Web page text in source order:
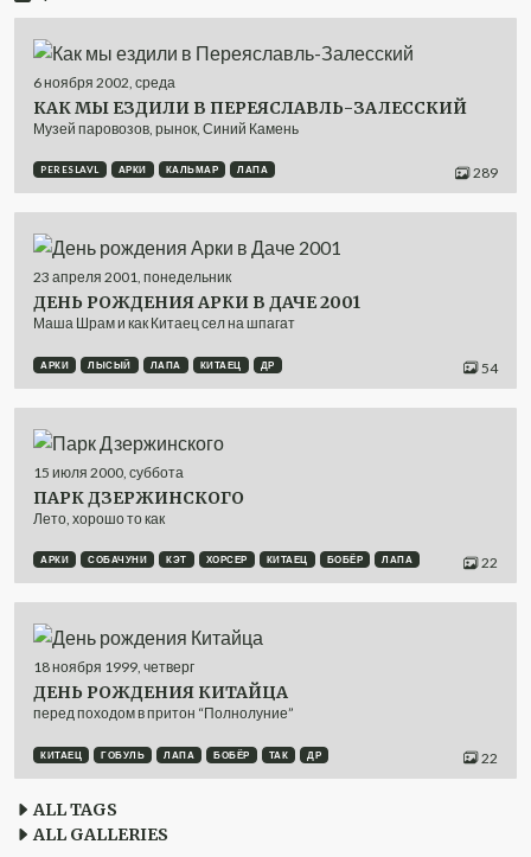
6ноября 2002 среда
КАК МЫ ЕЗДИЛИ В ПЕРЕЯСЛАВЛЬ-ЗАЛЕССКИЙ
Музей паровозов, рынок, Синий Камень
PERESLAVL АРКИ КАЛЬМАР ЛАПА 289
23 апреля 2001, понедельник
ДЕНЬ РОЖДЕНИЯ АРКИ В ДАЧЕ 2001
Маша Шрам и как Китаец сел на шпагат
АРКИ ЛЫСЫЙ ЛАПА КИТАЕЦ ДР 54
15 июля 2000 суббота
ПАРК ДЗЕРЖИНСКОГО
Лето, хорошо то как
АРКИ СОБАЧУНИ КЭТ ХОРСЕР КИТАЕЦ БОБЁР ЛАПА 22
18ноября 1999, четверг
ДЕНЬ РОЖДЕНИЯ КИТАЙЦА
перед походом в притон “Полнолуние”
КИТАЕЦ ГОБУЛЬ ЛАПА БОБЁР ТАК ДР 22
ALL TAGS
ALL GALLERIES